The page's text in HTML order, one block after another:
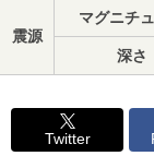
震源
マグニチ
深さ
Twitter